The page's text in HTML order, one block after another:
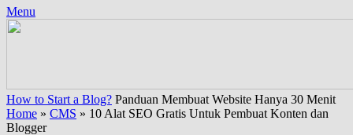
Menu
How to Start a Blog? Panduan Membuat Website Hanya 30 Menit
Home » CMS » 10 Alat SEO Gratis Untuk Pembuat Konten dan
Blogger